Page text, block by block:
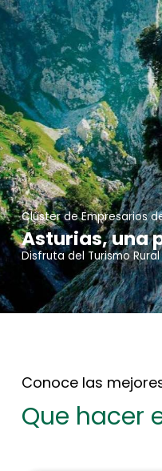
Clúster de Empresarios
Asturias, una
Disfruta del Turismo
Conoce las
Que hacer